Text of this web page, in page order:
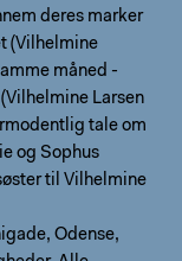
deres marker
(Vilhelmine
måned -
Larsen
tale om
og Sophus
til Vilhelmine
Odense,